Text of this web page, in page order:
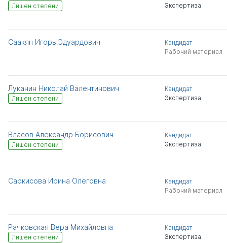
Лишен степени
Экспертиза
Саакян Игорь Эдуардович
Кандидат
Рабочий материал
Луканин Николай Валентинович
Лишен степени
Кандидат
Экспертиза
Власов Александр Борисович
Лишен степени
Кандидат
Экспертиза
Саркисова Ирина Олеговна
Кандидат
Рабочий материал
Рачковская Вера Михайловна
Лишен степени
Кандидат
Экспертиза